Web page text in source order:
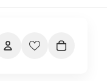
つきまして